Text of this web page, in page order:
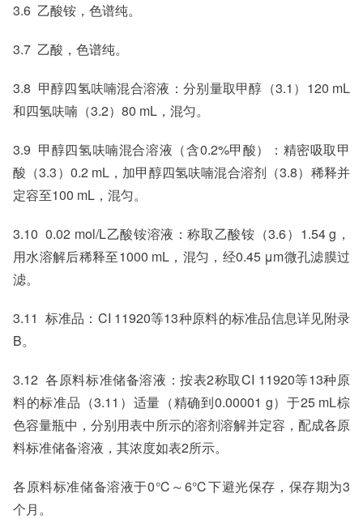
3.6 乙酸铵，色谱纯。
3.7 乙酸，色谱纯。
3.8 甲醇四氢呋喃混合溶液：分别量取甲醇（3.1）120 mL
和四氢呋喃（3.2）80 mL，混匀。
3.9 甲醇四氢呋喃混合溶液（含0.2%甲酸）：精密吸取甲
酸（3.3）0.2 mL，加甲醇四氢呋喃混合溶剂（3.8）稀释并
定容至100 mL，混匀。
3.10 0.02 mol/L乙酸铵溶液：称取乙酸铵（3.6）1.54 g，
用水溶解后稀释至1000 mL，混匀，经0.45 μm微孔滤膜过
滤。
3.11 标准品：CI 11920等13种原料的标准品信息详见附录
B。
3.12 各原料标准储备溶液：按表2称取CI 11920等13种原
料的标准品（3.11）适量（精确到0.00001 g）于25 mL棕
色容量瓶中，分别用表中所示的溶剂溶解并定容，配成各原
料标准储备溶液，其浓度如表2所示。
各原料标准储备溶液于0℃～6℃下避光保存，保存期为3
个月。